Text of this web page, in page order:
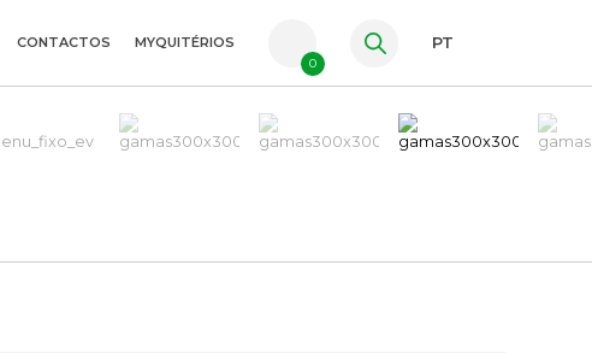
ES
CONTACTOS MYQUITÉRIOS
0
PT